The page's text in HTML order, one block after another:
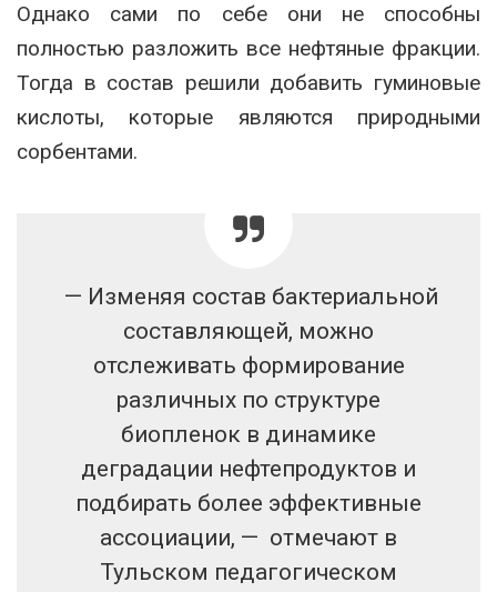
Однако сами по себе они не способны
полностью разложить все нефтяные фракции.
Тогда в состав решили добавить гуминовые
кислоты, которые являются природными
сорбентами.
— Изменяя состав бактериальной
составляющей, можно
отслеживать формирование
различных по структуре
биопленок в динамике
деградации нефтепродуктов и
подбирать более эффективные
ассоциации, — отмечают в
Тульском педагогическом